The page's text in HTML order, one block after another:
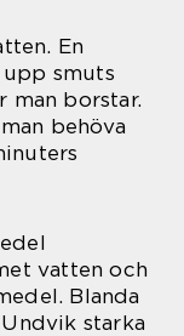
En
smuts
man borstar.
behöva
vatten och
Blanda
starka